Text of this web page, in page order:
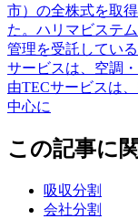
市）の全株式を取
た。ハリマビステ
管理を受託してい
サービスは、空調
由TECサービスは
中心に
この記事に
吸収分割
会社分割